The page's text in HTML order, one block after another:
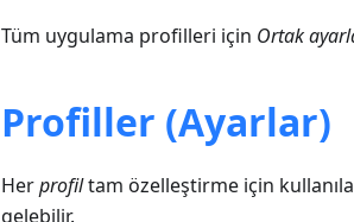
Tüm uygulama profilleri için Ortak
Profiller (Ayarlar)
Herprofiltam özelleştirme için
gelebilir.